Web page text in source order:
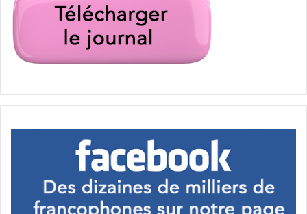
Accident arrestation cocaïne
Sortir à Fort Lauderdale tricheuse
West Palm Beach